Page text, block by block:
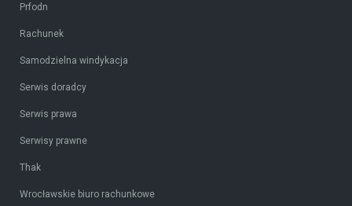
Prfodn
Rachunek
Samodzielna windykacja
Serwis doradcy
Serwis prawa
Serwisy prawne
Thak
Wrocławskie biuro rachunkowe